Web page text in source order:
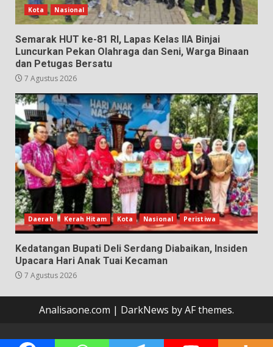
Kota Nasional
Semarak HUT ke-81 RI, Lapas Kelas IIA Binjai
Luncurkan Pekan Olahraga dan Seni, Warga Binaan
dan Petugas Bersatu
7 Agustus 2026
Daerah Kerah Hitam Kota Nasional Peristiwa
Kedatangan Bupati Deli Serdang Diabaikan, Insiden
Upacara Hari Anak Tuai Kecaman
7 Agustus 2026
Analisaone.com | DarkNews by AF themes.